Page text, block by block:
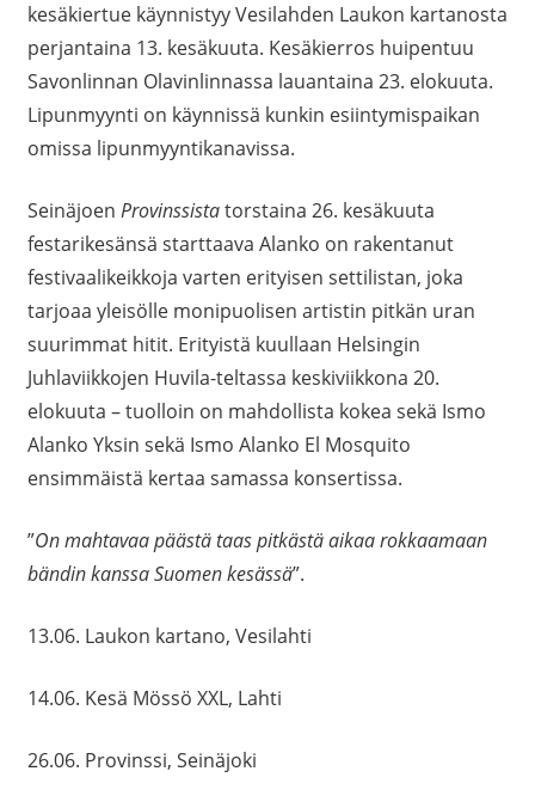
kesäkiertue käynnistyy Vesilahden Laukon kartanosta
perjantaina 13. kesäkuuta. Kesäkierros huipentuu
Savonlinnan Olavinlinnassa lauantaina 23. elokuuta.
Lipunmyynti on käynnissä kunkin esiintymispaikan
omissa lipunmyyntikanavissa.
Seinäjoen Provinssistatorstaina 26. kesäkuuta
festarikesänsä starttaava Alanko on rakentanut
festivaalikeikkoja varten erityisen settilistan, joka
tarjoaa yleisölle monipuolisen artistin pitkän uran
suurimmat hitit. Erityistä kuullaan Helsingin
Juhlaviikkojen Huvila-teltassa keskiviikkona 20.
elokuuta – tuolloin on mahdollista kokea sekä Ismo
Alanko Yksin sekä Ismo Alanko El Mosquito
ensimmäistä kertaa samassa konsertissa.
”On mahtavaa päästä taas pitkästä aikaa rokkaamaan
bändin kanssa Suomen kesässä”.
13.06. Laukon kartano, Vesilahti
14.06. Kesä Mössö XXL, Lahti
26.06. Provinssi, Seinäjoki